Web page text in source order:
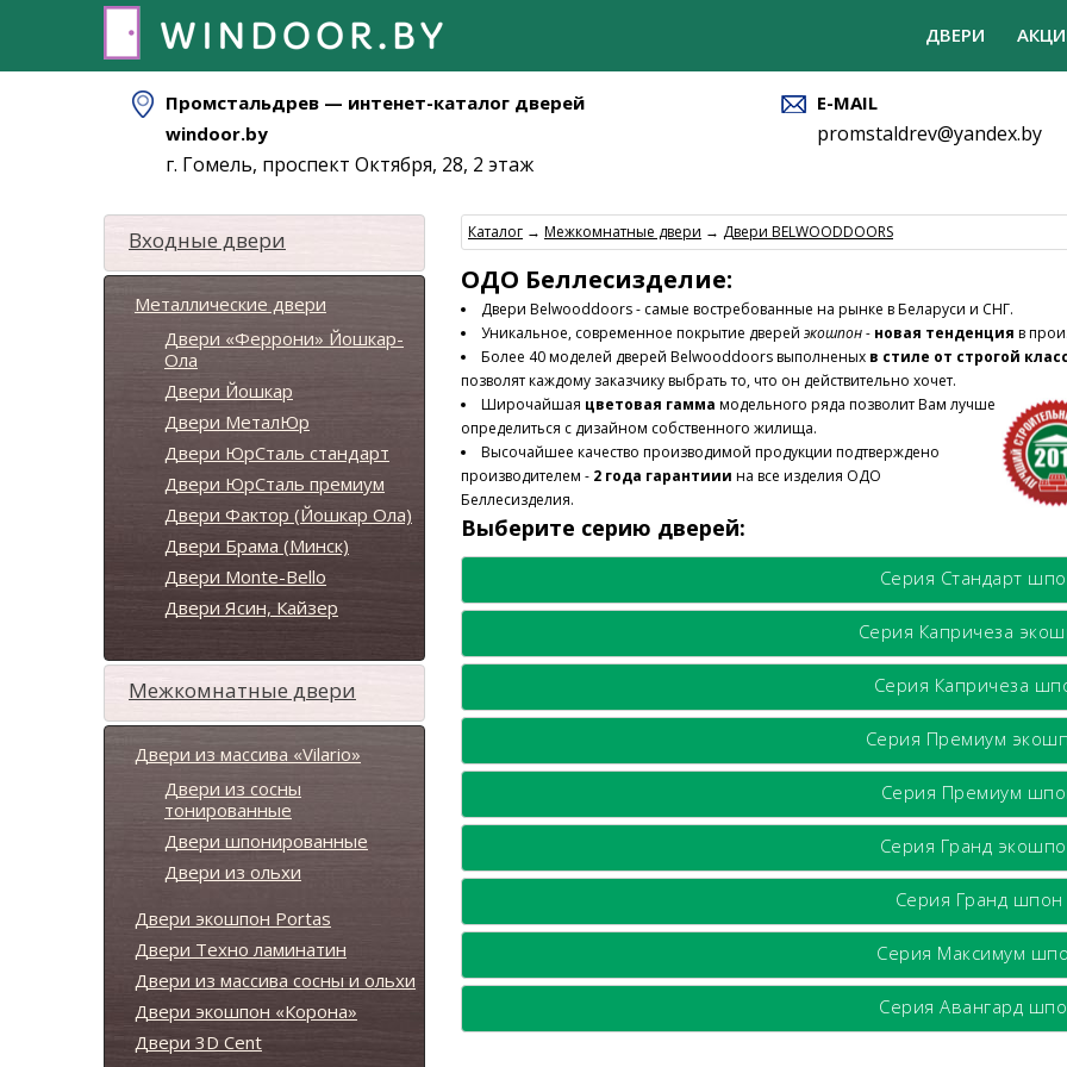
ДВЕРИ
Промстальдрев — интенет-каталог дверей
windoor.by
г. Гомель, проспект Октября, 28, 2 этаж
E-MAIL
promstaldrev@yandex.by
Входные двери
Металлические двери
Двери «Феррони» Йошкар-
Ола
Двери Йошкар
Двери МеталЮр
Двери ЮрСталь стандарт
Двери ЮрСталь премиум
Двери Фактор (Йошкар Ола)
Двери Брама (Минск)
Двери Monte-Bello
Двери Ясин, Кайзер
Межкомнатные двери
Двери из массива «Vilario»
Двери из сосны
тонированные
Двери шпонированные
Двери из ольхи
Двери экошпон Portas
Двери Техно ламинатин
Двери из массива сосны и ольхи
Двери экошпон «Корона»
Двери 3D Cent
Каталог → Межкомнатные двери → Двери BELWOODDOORS
ОДО Беллесизделие:
Двери Belwooddoors - самые востребованные на рынке в Беларуси и СНГ.
Уникальное, современное покрытие дверей экошпон - новая тенденция в
Более 40 моделей дверей Belwooddoors выполненых в стиле от строгой
позволят каждому заказчику выбрать то, что он действительно хочет.
Широчайшая цветовая гамма модельного ряда позволит Вам лучше
определиться с дизайном собственного жилища.
Высочайшее качество производимой продукции подтверждено
производителем - 2 года гарантиии на все изделия ОДО
Беллесизделия.
Выберите серию дверей:
Серия Стандарт
Серия Капричеза
Серия Капричеза
Серия Премиум
Серия Премиум
Серия Гранд
Серия Гранд шпон
Серия Максимум
Серия Авангард